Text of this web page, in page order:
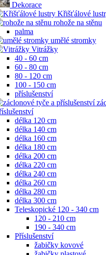
Dekorace
Křišťálové
rohože na stěnu
palma
umělé stromky
Vitrážky
40 - 60 cm
60 - 80 cm
80 - 120 cm
100 - 150 cm
příslušenství
délka 120 cm
délka 140 cm
délka 160 cm
délka 180 cm
délka 200 cm
délka 220 cm
délka 240 cm
délka 260 cm
délka 280 cm
délka 300 cm
Teleskopické 120 - 340 cm
120 - 210 cm
190 - 340 cm
Příslušenství
žabičky kovové